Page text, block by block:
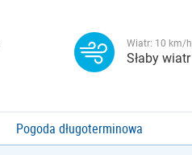
Wiatr: 10 km/h
Słaby wiatr
Pogoda długoterminowa